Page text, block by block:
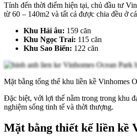
Tính đến thời điểm hiện tại, chủ đầu tư
từ 60 – 140m2 và tất cả được chia đều ở
Khu Hải âu: 159 căn
Khu Ngọc Trai: 115 căn
Khu Sao Biển: 122 căn
Mặt bằng tổng thể khu liền kề Vinhomes
Đặc biệt, với lợi thế nằm trong trong khu
nghiệm sống tinh tế và thời thượng.
Mặt bằng thiết kế liền kề